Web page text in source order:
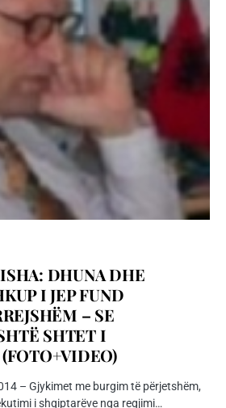
DHUNA DHE
I JEP FUND
– SE
SHTET I
– Gjykimet me burgim të përjetshëm,
i shqiptarëve nga regjimi…